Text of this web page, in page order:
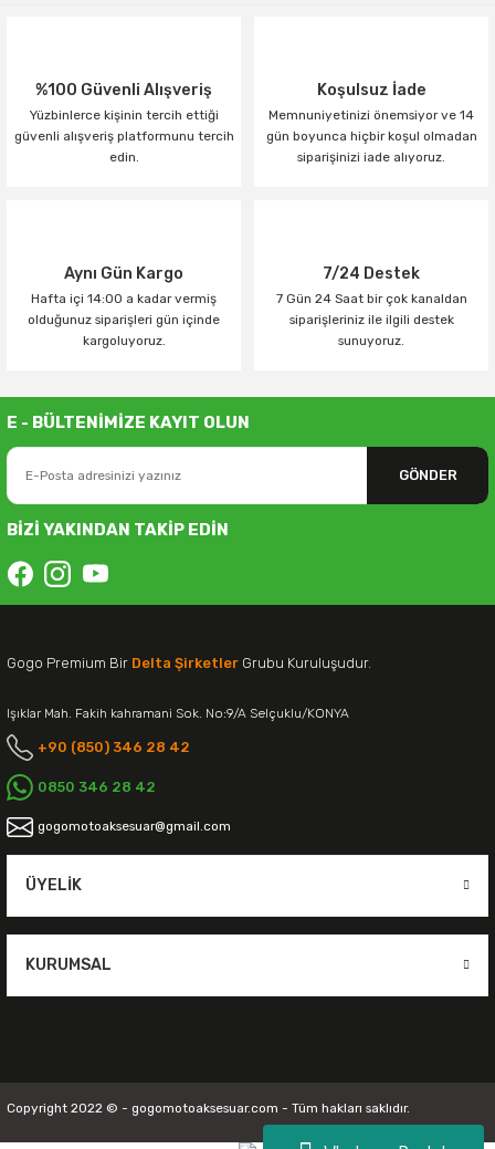
%100 Güvenli Alışveriş
Yüzbinlerce kişinin tercih ettiği
güvenli alışveriş platformunu tercih
edin.
Koşulsuz İade
Memnuniyetinizi önemsiyor ve 14
gün boyunca hiçbir koşul olmadan
siparişinizi iade alıyoruz.
Aynı Gün Kargo
Hafta içi 14:00 a kadar vermiş
olduğunuz siparişleri gün içinde
kargoluyoruz.
7/24 Destek
7 Gün 24 Saat bir çok kanaldan
siparişleriniz ile ilgili destek
sunuyoruz.
E - BÜLTENİMİZE KAYIT OLUN
GÖNDER
BİZİ YAKINDAN TAKİP EDİN
Gogo Premium Bir Delta Şirketler Grubu Kuruluşudur.
Işıklar Mah. Fakih kahramani Sok. No:9/A Selçuklu/KONYA
+90 (850) 346 28 42
0850 346 28 42
gogomotoaksesuar@gmail.com
ÜYELIK
KURUMSAL
Copyright 2022 © - gogomotoaksesuar.com - Tüm hakları saklıdır.